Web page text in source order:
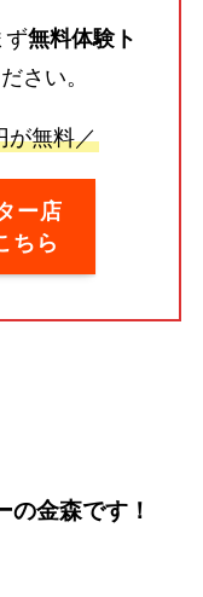
ず無料体験ト
さい。
が無料／
ー店
ちら
金森です！